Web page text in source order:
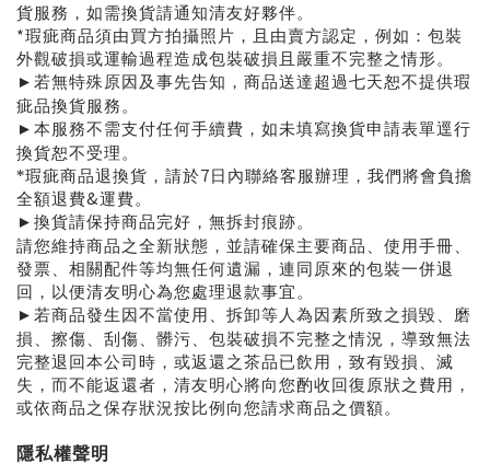
貨服務，如需換貨請通知清友好夥伴。
*瑕疵商品須由買方拍攝照片，且由賣方認定，例如：包裝
外觀破損或運輸過程造成包裝破損且嚴重不完整之情形。
► 若無特殊原因及事先告知，商品送達超過七天恕不提供瑕
疵品換貨服務。
► 本服務不需支付任何手續費，如未填寫換貨申請表單逕行
換貨恕不受理。
*瑕疵商品退換貨，請於7日內聯絡客服辦理，我們將會負擔
全額退費&運費。
► 換貨請保持商品完好，無拆封痕跡。
請您維持商品之全新狀態，並請確保主要商品、使用手冊、
發票、相關配件等均無任何遺漏，連同原來的包裝一併退
回，以便清友明心為您處理退款事宜。
► 若商品發生因不當使用、拆卸等人為因素所致之損毀、磨
損、擦傷、刮傷、髒污、包裝破損不完整之情況，導致無法
完整退回本公司時，或返還之茶品已飲用，致有毀損、滅
失，而不能返還者，清友明心將向您酌收回復原狀之費用，
或依商品之保存狀況按比例向您請求商品之價額。
隱私權聲明